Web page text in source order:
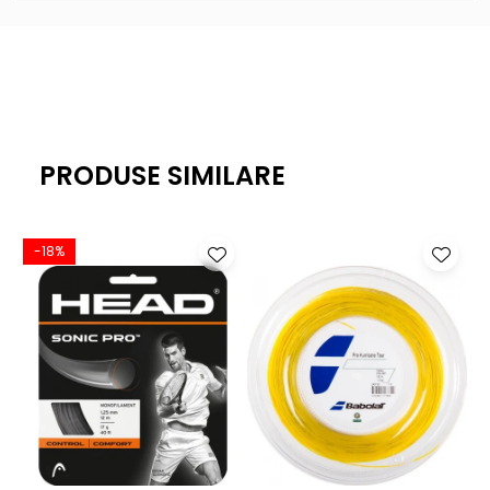
PRODUSE SIMILARE
-18%